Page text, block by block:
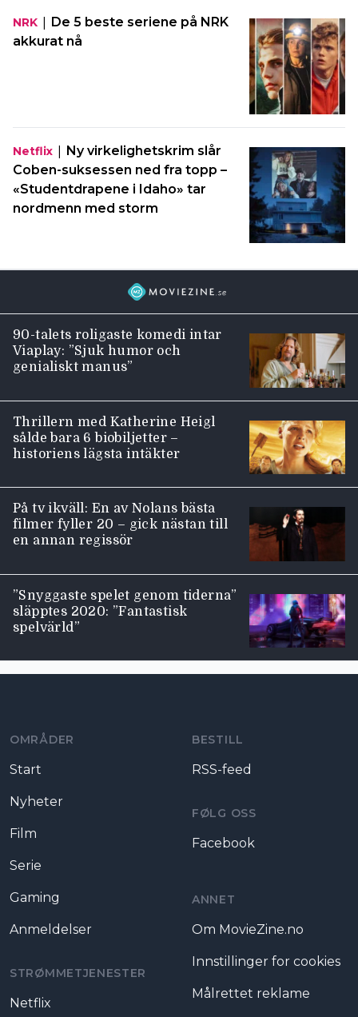
NRK | De 5 beste seriene på NRK
akkurat nå
Netflix | Ny virkelighetskrim slår
Coben-suksessen ned fra topp –
«Studentdrapene i Idaho» tar
nordmenn med storm
90-talets roligaste komedi intar
Viaplay: ”Sjuk humor och
genialiskt manus”
Thrillern med Katherine Heigl
sålde bara 6 biobiljetter –
historiens lägsta intäkter
På tv ikväll: En av Nolans bästa
filmer fyller 20 – gick nästan till
en annan regissör
”Snyggaste spelet genom tiderna”
släpptes 2020: ”Fantastisk
spelvärld”
OMRÅDER
Start
Nyheter
Film
Serie
Gaming
Anmeldelser
STRØMMETJENESTER
Netflix
BESTILL
RSS-feed
FØLG OSS
Facebook
ANNET
Om MovieZine.no
Innstillinger for cookies
Målrettet reklame